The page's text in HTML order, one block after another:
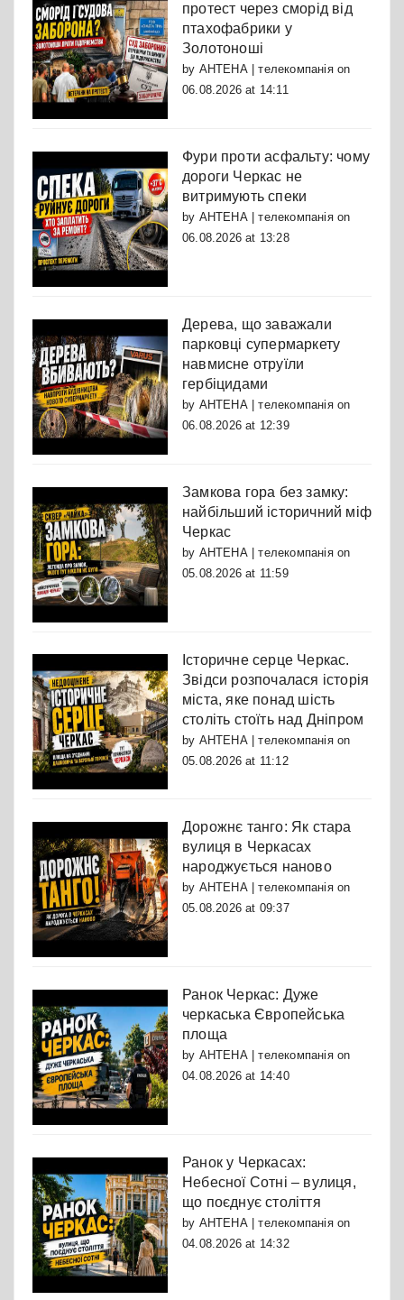
протест через сморід від
птахофабрики у
Золотоноші
by АНТЕНА | телекомпаніяon
06.08.2026 at 14:11
Фури проти асфальту: чому
дороги Черкас не
витримують спеки
by АНТЕНА | телекомпаніяon
06.08.2026 at 13:28
Дерева, що заважали
парковці супермаркету
навмисне отруїли
гербіцидами
by АНТЕНА | телекомпаніяon
06.08.2026 at 12:39
Замкова гора без замку:
найбільший історичний міф
Черкас
by АНТЕНА | телекомпаніяon
05.08.2026 at 11:59
Історичне серце Черкас.
Звідси розпочалася історія
міста, яке понад шість
століть стоїть над Дніпром
by АНТЕНА | телекомпаніяon
05.08.2026 at 11:12
Дорожнє танго: Як стара
вулиця в Черкасах
народжується наново
by АНТЕНА | телекомпаніяon
05.08.2026 at 09:37
Ранок Черкас: Дуже
черкаська Європейська
площа
by АНТЕНА | телекомпаніяon
04.08.2026 at 14:40
Ранок у Черкасах:
Небесної Сотні – вулиця,
що поєднує століття
by АНТЕНА | телекомпаніяon
04.08.2026 at 14:32